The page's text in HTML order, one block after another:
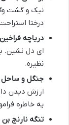
نیک و گشت
درختا
دریاچه
ای دل نشین.
نظیره.
جنگل و
ارزش دیدن
یه خاطره
تنگه نارنج